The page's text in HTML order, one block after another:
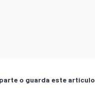
o guarda este artículo